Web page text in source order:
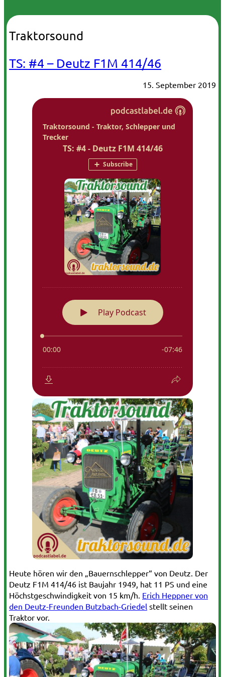
Traktorsound
TS: #4 – Deutz F1M 414/46
15. September 2019
Heute hören wir den „Bauernschlepper“ von Deutz. Der
Deutz F1M 414/46 ist Baujahr 1949, hat 11 PS und eine
Höchstgeschwindigkeit von 15 km/h. Erich Heppner von
den Deutz-Freunden Butzbach-Griedel stellt seinen
Traktor vor.